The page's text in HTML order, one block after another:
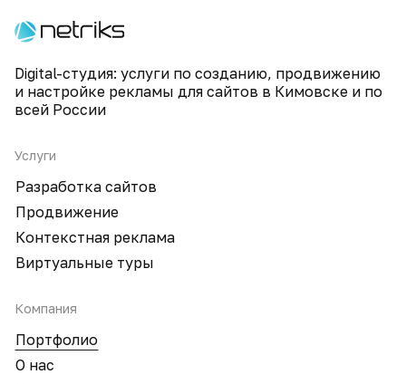
Digital-студия: услуги по созданию, продвижению
и настройке рекламы для сайтов в Кимовске и по
всей России
Услуги
Разработка сайтов
Продвижение
Контекстная реклама
Виртуальные туры
Компания
Портфолио
О нас